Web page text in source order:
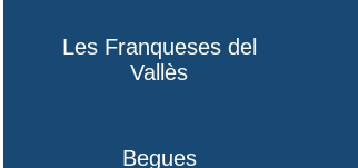
Les Franqueses del
Vallès
Begues